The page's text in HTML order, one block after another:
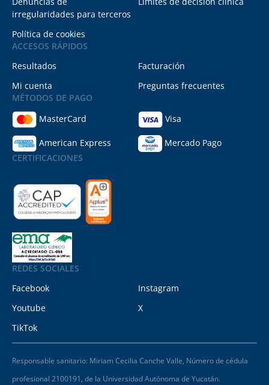
irregularidades para terceros
Política de cookies
ACCESOS RÁPIDOS
Resultados
Facturación
Mi cuenta
Preguntas frecuentes
MÉTODOS DE PAGO
MasterCard
Visa
American Express
Mercado Pago
CERTIFICACIONES
REDES SOCIALES
Facebook
Instagram
Youtube
X
TikTok
Responsable sanitario: Miriam Cecilia Canche Valle, Número de cédula
profesional 2100191, de la Universidad Autónoma de Yucatán.